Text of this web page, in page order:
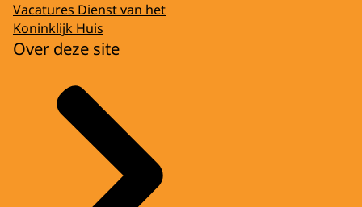
Vacatures Dienst van het
Koninklijk Huis
Over deze site